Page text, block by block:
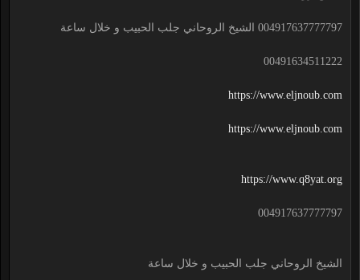
004917637777797 الشيخ الروحاني جلب الحبيب و خلال ساعة
00491634511222
https://www.eljnoub.com
https://www.eljnoub.com
https://www.q8yat.org
004917637777797
الشيخ الروحاني جلب الحبيب و خلال ساعة